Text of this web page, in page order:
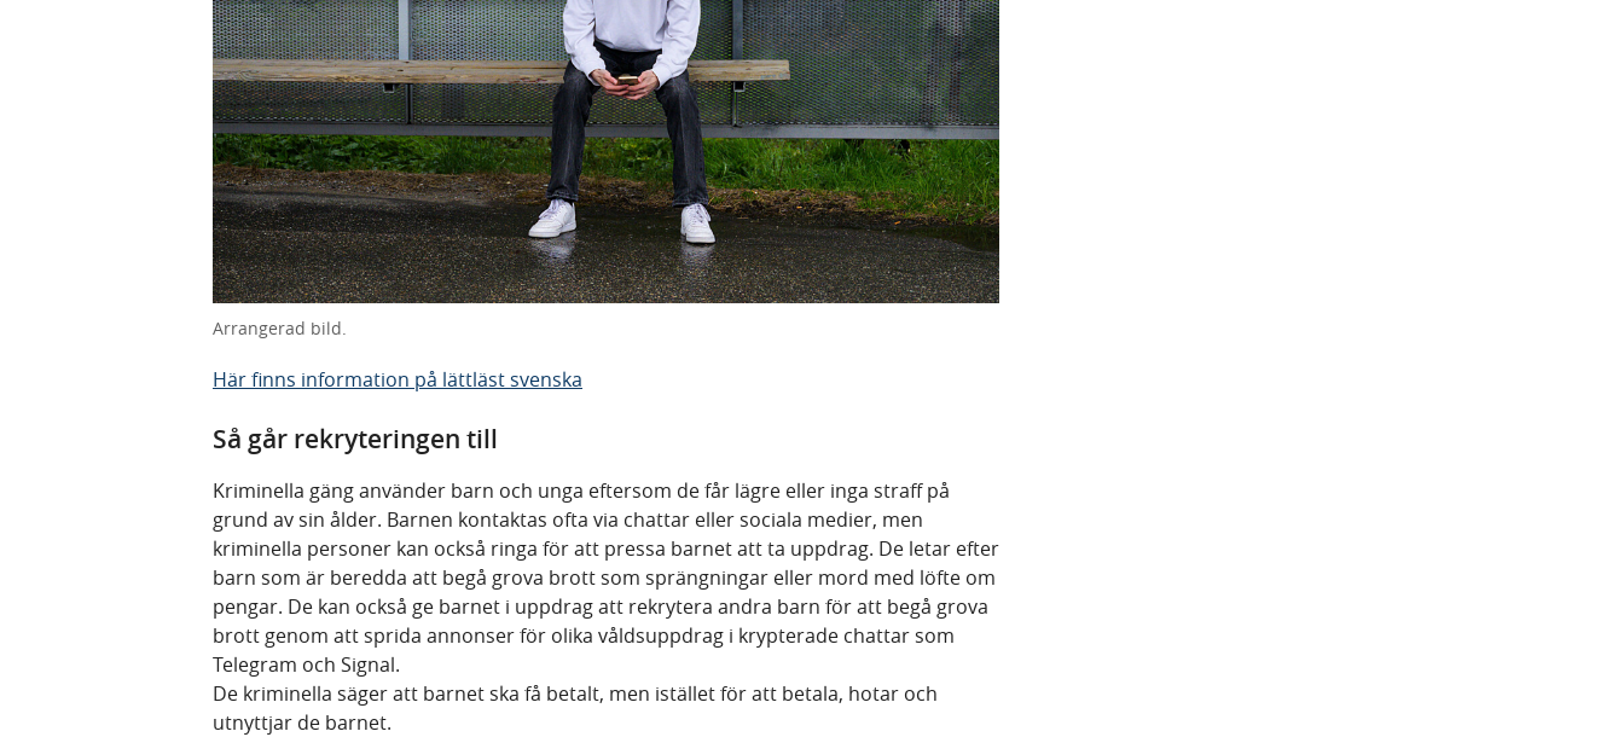
Arrangerad bild.
Här finns information på lättläst svenska
Så går rekryteringen till
Kriminella gäng använder barn och unga eftersom de får lägre eller inga straff på
grund av sin ålder. Barnen kontaktas ofta via chattar eller sociala medier, men
kriminella personer kan också ringa för att pressa barnet att ta uppdrag. De letar efter
barn som är beredda att begå grova brott som sprängningar eller mord med löfte om
pengar. De kan också ge barnet i uppdrag att rekrytera andra barn för att begå grova
brott genom att sprida annonser för olika våldsuppdrag i krypterade chattar som
Telegram och Signal.
De kriminella säger att barnet ska få betalt, men istället för att betala, hotar och
utnyttjar de barnet.